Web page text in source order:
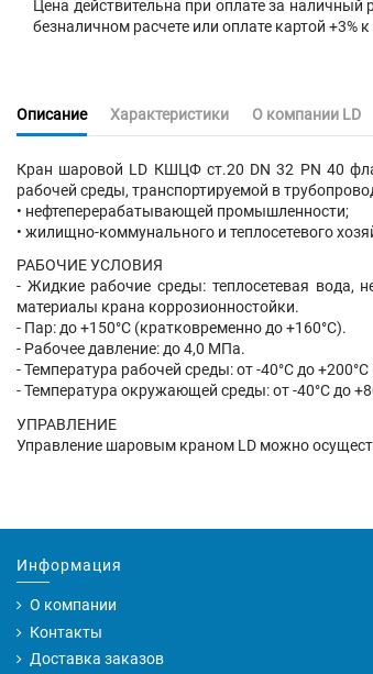
Цена действительна при оплате за наличный
безналичном расчете или оплате картой +3%
Описание Характеристики О компании LD
Кран шаровой LD КШЦФ ст.20 DN 32 PN 40
рабочей среды, транспортируемой в
• нефтеперерабатывающей промышленности;
• жилищно-коммунального и теплосетевого
РАБОЧИЕ УСЛОВИЯ
- Жидкие рабочие среды: теплосетевая
материалы крана коррозионностойки.
- Пар: до +150°C (кратковременно до +160°C).
- Рабочее давление: до 4,0 МПа.
- Температура рабочей среды: от -40°C до
- Температура окружающей среды: от -40°C до
УПРАВЛЕНИЕ
Управление шаровым краном LD можно
Информация
О компании
Контакты
Доставка заказов